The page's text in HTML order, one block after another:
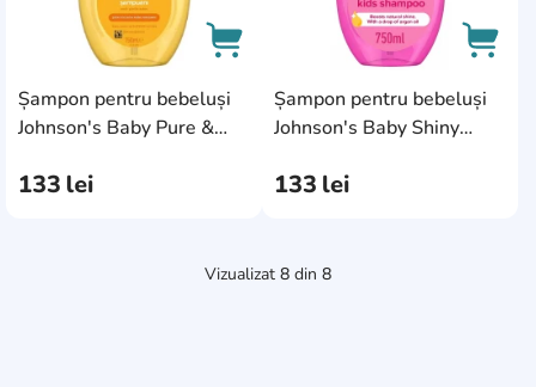
Șampon pentru bebeluși
Johnson's Baby Pure &
133 lei
AddCardToCart
Șampon pentru bebeluși
Johnson's Baby Shiny
133 lei
Vizualizat 8 din 8